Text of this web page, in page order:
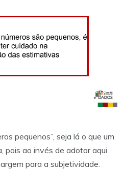
pequenos”, seja lá o que um
pois ao invés de adotar aqui
para a subjetividade.